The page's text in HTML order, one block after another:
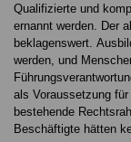
Qualifizierte und
ernannt werden. Der
beklagenswert.
werden, und
als Voraussetzung
bestehende
Beschäftigte hätten